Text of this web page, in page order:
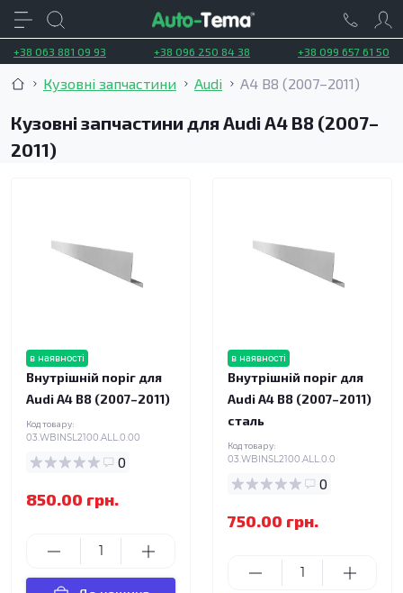
+38 063 881 09 93 +38 096 250 84 38 +38 099 657 61 50
Кузовні запчастини Audi A4 B8 (2007–2011)
Кузовні запчастини для Audi A4 B8 (2007–
2011)
в наявності
Внутрішній поріг для
Audi A4 B8 (2007–2011)
Код товару:
03.WBINSL2100.ALL.0.00
0
850.00 грн.
в наявності
Внутрішній поріг для
Audi A4 B8 (2007–2011)
сталь
Код товару:
03.WBINSL2100.ALL.0.0
0
750.00 грн.